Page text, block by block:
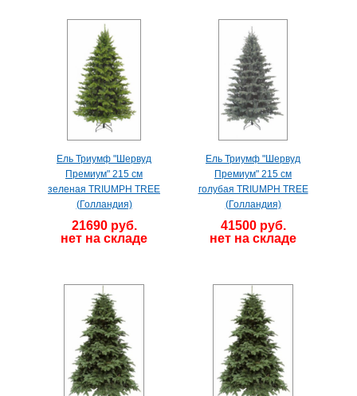
Ель Триумф "Шервуд
Премиум" 215 см
зеленая TRIUMPH TREE
(Голландия)
21690 руб.
нет на складе
Ель Триумф "Шервуд
Премиум" 215 см
голубая TRIUMPH TREE
(Голландия)
41500 руб.
нет на складе